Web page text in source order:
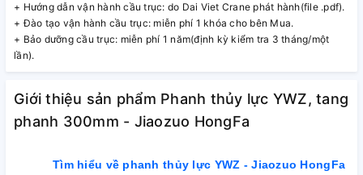
+ Hướng dẫn vận hành cầu trục: do Dai Viet Crane phát hành(file .pdf).
+ Đào tạo vận hành cầu trục: miễn phí 1 khóa cho bên Mua.
+ Bảo dưỡng cầu trục: miễn phí 1 năm(định kỳ kiểm tra 3 tháng/một
lần).
Giới thiệu sản phẩm Phanh thủy lực YWZ, tang
phanh 300mm - Jiaozuo HongFa
Tìm hiểu về phanh thủy lực YWZ - Jiaozuo HongFa